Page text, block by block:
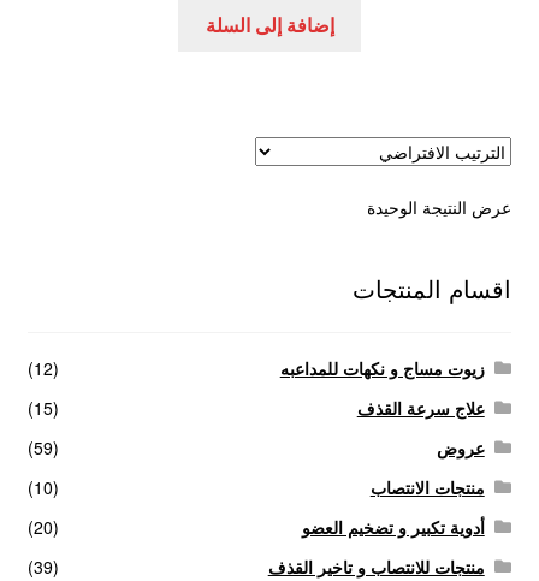
كاندم سيليكون
لانجيري مثير
منتجات الانتصاب
منتجات خاصة بالزوجة
منتجات للانتصاب و تاخير القذف
هو:
إضافة إلى السلة
عرض النتيجة الوحيدة
اقسام المنتجات
زيوت مساج و نكهات للمداعبه
(12)
علاج سرعة القذف
(15)
عروض
(59)
منتجات الانتصاب
(10)
أدوية تكبير و تضخيم العضو
(20)
منتجات للانتصاب و تاخير القذف
(39)